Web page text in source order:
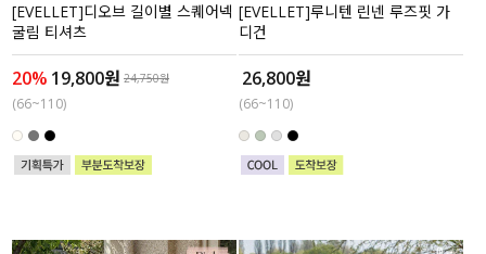
[EVELLET]디오브 길이별 스퀘어넥
굴림 티셔츠
20% 19,800원 24,750원
(66~110)
[EVELLET]루니텐 린넨 루즈핏 가
디건
26,800원
(66~110)